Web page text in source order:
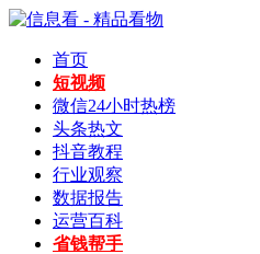
首页
短视频
微信24小时热榜
头条热文
抖音教程
行业观察
数据报告
运营百科
省钱帮手